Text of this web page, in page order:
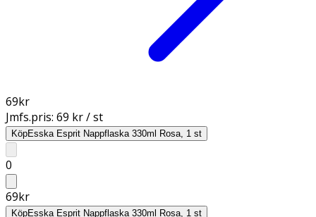
69kr
Jmfs.pris: 69 kr / st
KöpEsska Esprit Nappflaska 330ml Rosa, 1 st
0
69kr
KöpEsska Esprit Nappflaska 330ml Rosa, 1 st